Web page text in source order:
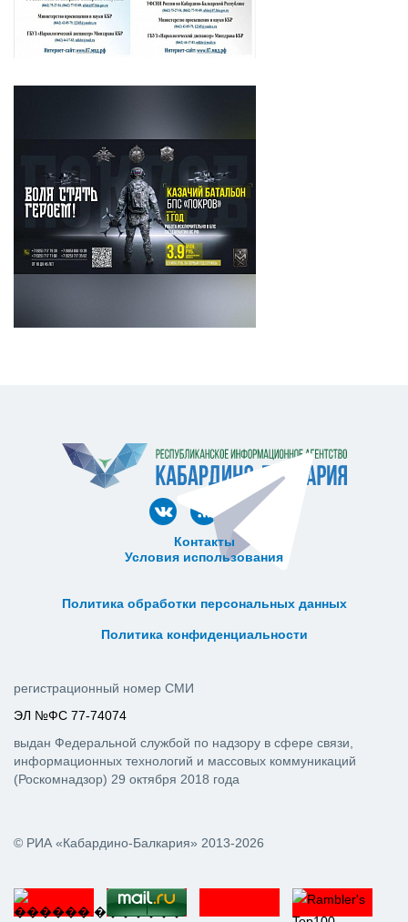
Контакты
Условия использования
Политика обработки персональных данных
Политика конфиденциальности
© РИА «Кабардино-Балкария» 2013-2026
регистрационный номер СМИ
ЭЛ №ФС 77-74074
выдан Федеральной службой по надзору в сфере связи,
информационных технологий и массовых коммуникаций
(Роскомнадзор) 29 октября 2018 года